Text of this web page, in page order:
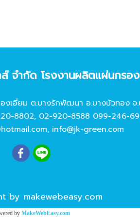
จํากัด โรงงานผลิตแผ่นกรอ
เอี่ยม ต.บางรักพัฒนา อ.บางบัวทอง จ.
8802, 02-920-8588 099-246-
, info@jk-green.com
by makewebeasy.com
by MakeWebEasy.com